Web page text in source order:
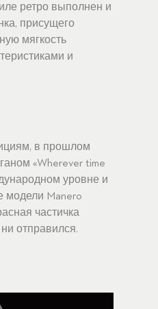
ретро выполнен и
присущего
мягкость
и
в прошлом
«Wherever time
уровне и
модели Manero
частичка
отправился.